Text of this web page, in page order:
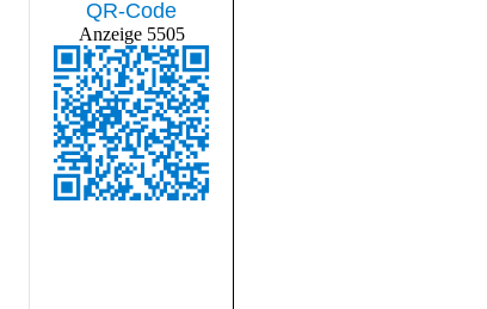
QR-Code
Anzeige 5505